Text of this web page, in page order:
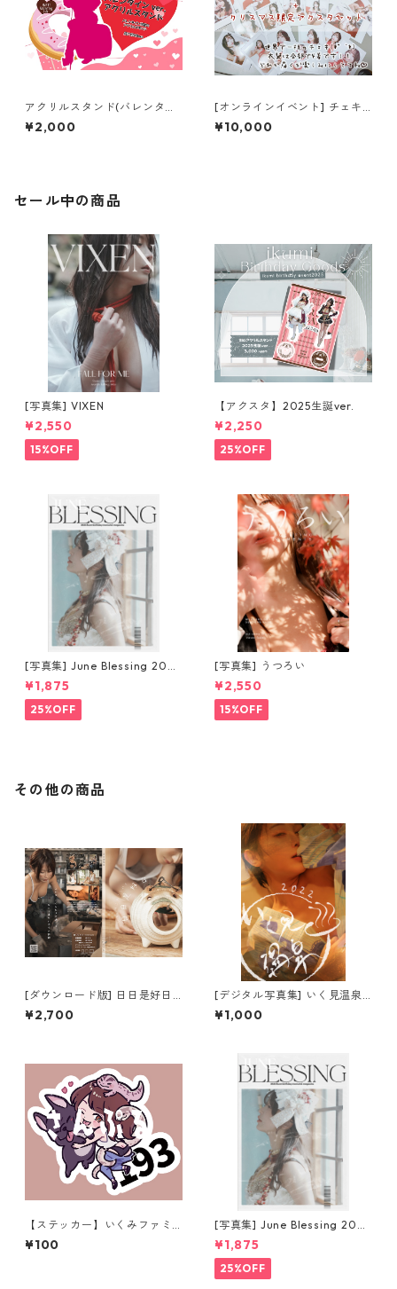
アクリルスタンド(バレンタイ
ン ver.)
¥2,000
[オンラインイベント] チェキ
サイン会 チェキ (アクスタ特
典付き5枚セット購入ver.)
¥10,000
セール中の商品
[写真集] VIXEN
¥2,550
15%OFF
【アクスタ】2025生誕ver.
¥2,250
25%OFF
[写真集] June Blessing 2025
magazine [特別版]
¥1,875
25%OFF
[写真集] うつろい
¥2,550
15%OFF
その他の商品
[ダウンロード版] 日日是好日
[デジタル写真集]
¥2,700
[デジタル写真集] いく見温泉
(ダウンロード版)
¥1,000
【ステッカー】いくみファミ
リー
¥100
[写真集] June Blessing 2025
magazine [特別版]
¥1,875
25%OFF